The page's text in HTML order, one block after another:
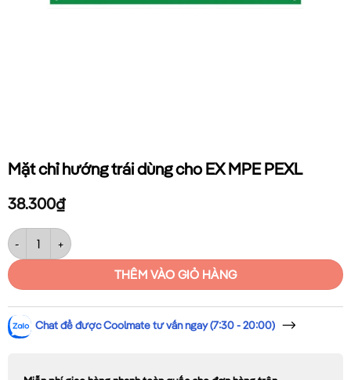
Mặt chỉ hướng trái dùng cho EX MPE PEXL
38.300₫
Mặt chỉ hướng trái dùng cho EX MPE PEXL số lượng
THÊM VÀO GIỎ HÀNG
Chat để được Coolmate tư vấn ngay (7:30 - 20:00)